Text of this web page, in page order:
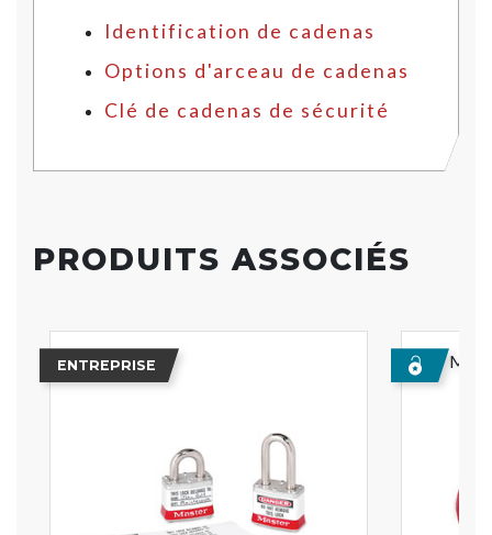
Identification de cadenas
Options d'arceau de cadenas
Clé de cadenas de sécurité
PRODUITS ASSOCIÉS
ENTREPRISE